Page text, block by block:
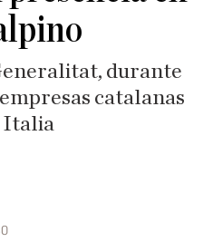
durante
catalanas
Italia